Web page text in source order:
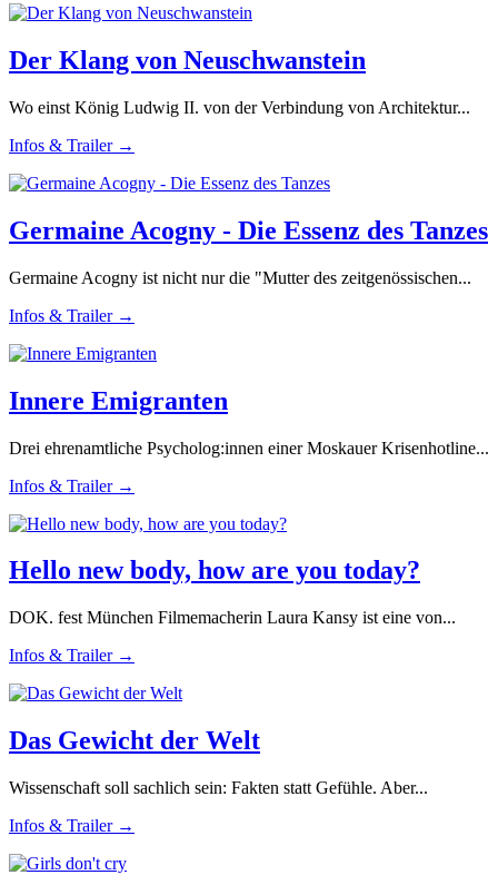
Der Klang von Neuschwanstein
Wo einst König Ludwig II. von der Verbindung von Architektur...
Infos & Trailer →
Germaine Acogny - Die Essenz des Tanzes
Germaine Acogny ist nicht nur die "Mutter des zeitgenössischen...
Infos & Trailer →
Innere Emigranten
Drei ehrenamtliche Psycholog:innen einer Moskauer Krisenhotline...
Infos & Trailer →
Hello new body, how are you today?
DOK. fest München Filmemacherin Laura Kansy ist eine von...
Infos & Trailer →
Das Gewicht der Welt
Wissenschaft soll sachlich sein: Fakten statt Gefühle. Aber...
Infos & Trailer →